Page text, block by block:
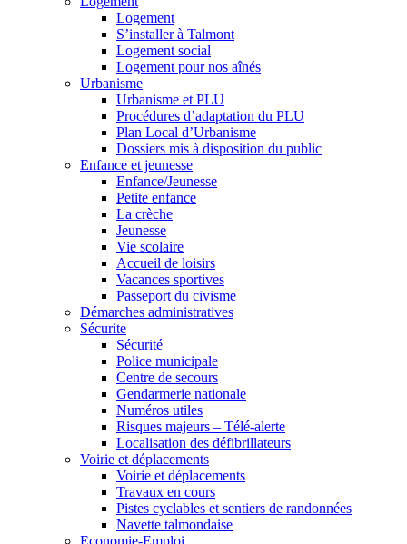
Logement
S’installer à Talmont
Logement social
Logement pour nos aînés
Urbanisme
Urbanisme et PLU
Procédures d’adaptation du PLU
Plan Local d’Urbanisme
Dossiers mis à disposition du public
Enfance et jeunesse
Enfance/Jeunesse
Petite enfance
La crèche
Jeunesse
Vie scolaire
Accueil de loisirs
Vacances sportives
Passeport du civisme
Démarches administratives
Sécurite
Sécurité
Police municipale
Centre de secours
Gendarmerie nationale
Numéros utiles
Risques majeurs – Télé-alerte
Localisation des défibrillateurs
Voirie et déplacements
Voirie et déplacements
Travaux en cours
Pistes cyclables et sentiers de randonnées
Navette talmondaise
Economie-Emploi